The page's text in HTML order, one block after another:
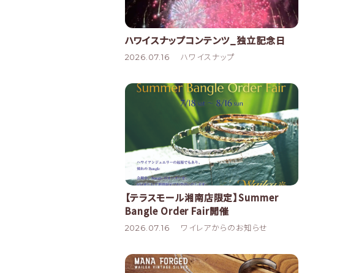
ハワイスナップコンテンツ_独立記念日
2026.07.16 ハワイスナップ
【テラスモール湘南店限定】Summer
Bangle Order Fair開催
2026.07.16 ワイレアからのお知らせ